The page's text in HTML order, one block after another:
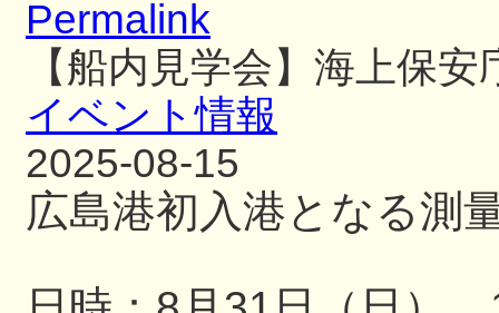
Permalink
【船内見学会】海上保
イベント情報
2025-08-15
広島港初入港となる測